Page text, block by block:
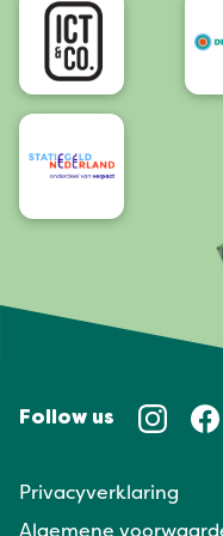
Follow us
Privacyverklaring